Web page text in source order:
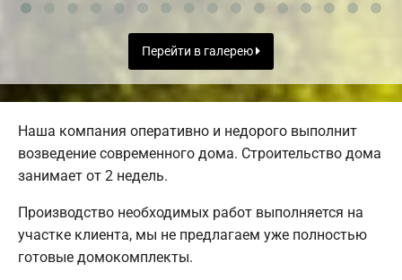
Перейти в галерею
Наша компания оперативно и недорого выполнит
возведение современного дома. Строительство дома
занимает от 2 недель.
Производство необходимых работ выполняется на
участке клиента, мы не предлагаем уже полностью
готовые домокомплекты.